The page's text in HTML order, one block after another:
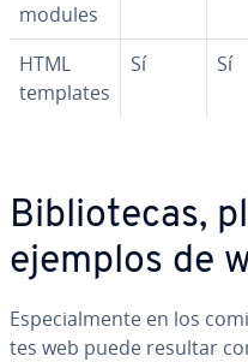
modules
HTML
templates
Sí Sí
Bi­blio­te­cas,
ejemplos de
Es­pe­cia­l­me­n­te en los
tes web puede resultar